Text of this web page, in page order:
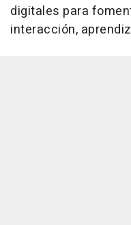
digitales para
interacción,